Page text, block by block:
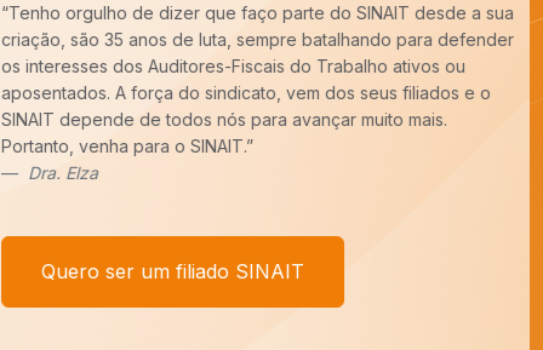
“Há cerca de dez anos entrei para a carreira de Auditoria-Fiscal
do Trabalho e ao longo desse período constatei que é
imprescindível o trabalho do SINAIT para a nossa categoria.
Uma carreira para ser forte precisa de um Sindicato forte,
sempre pronto para batalhar pelos nossos interesses. E tenho
um recado,COM VOCÊ FILIADO, SEREMOS MAIS!
Afonso Borges
Quero ser um filiado SINAIT